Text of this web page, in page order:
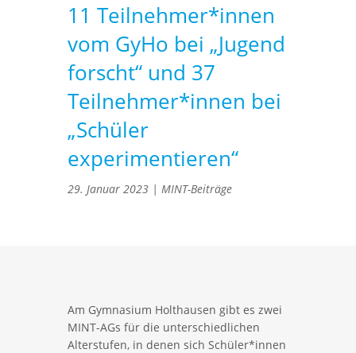
11 Teilnehmer*innen
vom GyHo bei „Jugend
forscht“ und 37
Teilnehmer*innen bei
„Schüler
experimentieren“
29. Januar 2023| MINT-Beiträge
Am Gymnasium Holthausen gibt es zwei
MINT-AGs für die unterschiedlichen
Alterstufen, in denen sich Schüler*innen